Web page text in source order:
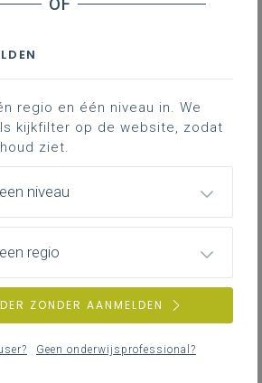
regio en één niveau in. We
kijkfilter op de website, zodat
ziet.
niveau
regio
ZONDER AANMELDEN
Geen onderwijsprofessional?